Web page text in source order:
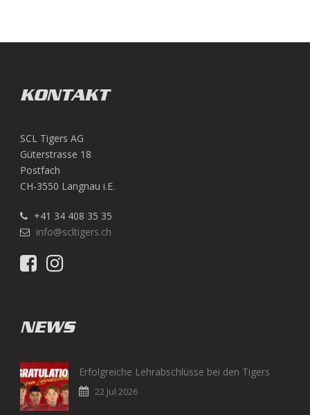
KONTAKT
SCL Tigers AG
Güterstrasse 18
Postfach
CH-3550 Langnau i.E.
+41 34 408 35 35
info@scltigers.ch
NEWS
Erfolgreiche Lehrabschlüsse bei den Tigers
22 Jul 2026